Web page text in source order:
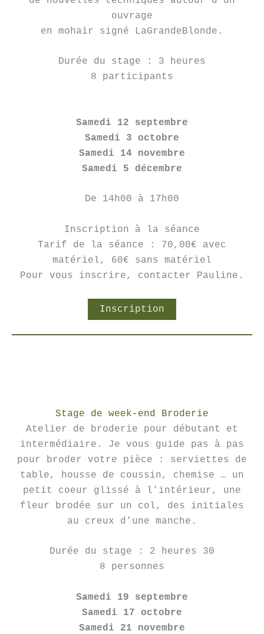
ouvrage
en mohair signé LaGrandeBlonde.
Durée du stage : 3 heures
8 participants
Samedi 12 septembre
Samedi 3 octobre
Samedi 14 novembre
Samedi 5 décembre
De 14h00 à 17h00
Inscription à la séance
Tarif de la séance : 70,00€ avec
matériel, 60€ sans matériel
Pour vous inscrire, contacter Pauline.
Inscription
Stage de week-end Broderie
Atelier de broderie pour débutant et
intermédiaire. Je vous guide pas à pas
pour broder votre pièce : serviettes de
table, housse de coussin, chemise … un
petit coeur glissé à l’intérieur, une
fleur brodée sur un col, des initiales
au creux d’une manche.
Durée du stage : 2 heures 30
8 personnes
Samedi 19 septembre
Samedi 17 octobre
Samedi 21 novembre